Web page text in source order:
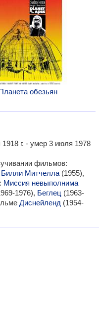
обезьян
г. - умер 3 июля 1978
фильмов:
Билли Митчелла (1955),
Миссия невыполнима
1976), Беглец (1963-
Диснейленд (1954-